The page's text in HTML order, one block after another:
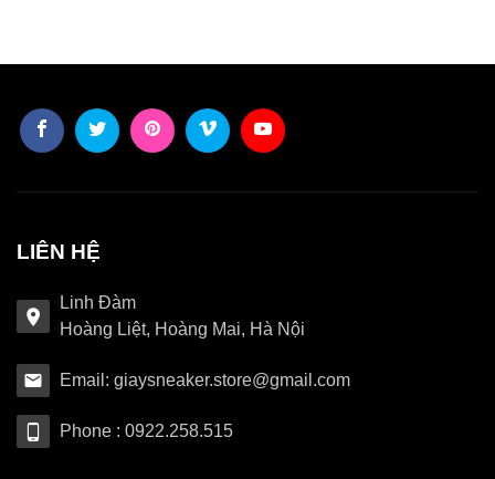
LIÊN HỆ
Linh Đàm
Hoàng Liệt, Hoàng Mai, Hà Nội
Email: giaysneaker.store@gmail.com
Phone : 0922.258.515